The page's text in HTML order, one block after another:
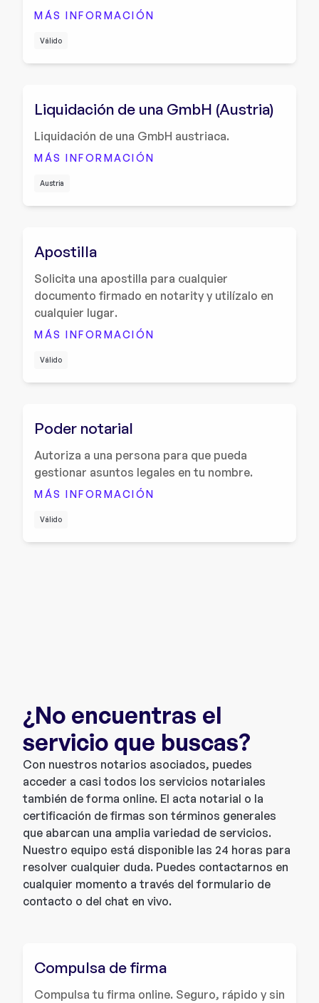
Válido
MÁS INFORMACIÓN
Austria
Liquidación de una GmbH (Austria)
Liquidación de una GmbH austriaca.
MÁS INFORMACIÓN
Válido
Apostilla
Solicita una apostilla para cualquier
documento firmado en notarity y utilízalo en
cualquier lugar.
MÁS INFORMACIÓN
Válido
Poder notarial
Autoriza a una persona para que pueda
gestionar asuntos legales en tu nombre.
MÁS INFORMACIÓN
¿No encuentras el
servicio que buscas?
Con nuestros notarios asociados, puedes
acceder a casi todos los servicios notariales
también de forma online. El acta notarial o la
certificación de firmas son términos generales
que abarcan una amplia variedad de servicios.
Nuestro equipo está disponible las 24 horas para
resolver cualquier duda. Puedes contactarnos en
cualquier momento a través del formulario de
contacto o del chat en vivo.
Compulsa de firma
Compulsa tu firma online. Seguro, rápido y sin